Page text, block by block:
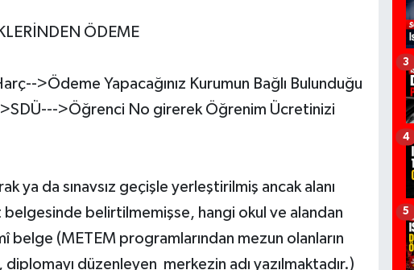
ÖDEME
>Ödeme Yapacağınız Kurumun Bağlı Bulunduğu
>SDÜ--->Öğrenci No girerek Öğrenim Ücretinizi
ya da sınavsız geçişle yerleştirilmiş ancak alanı
belgesinde belirtilmemişse, hangi okul ve alandan
(METEM programlarından mezun olanların
diplomayı düzenleyen merkezin adı yazılmaktadır.)
3
4
5